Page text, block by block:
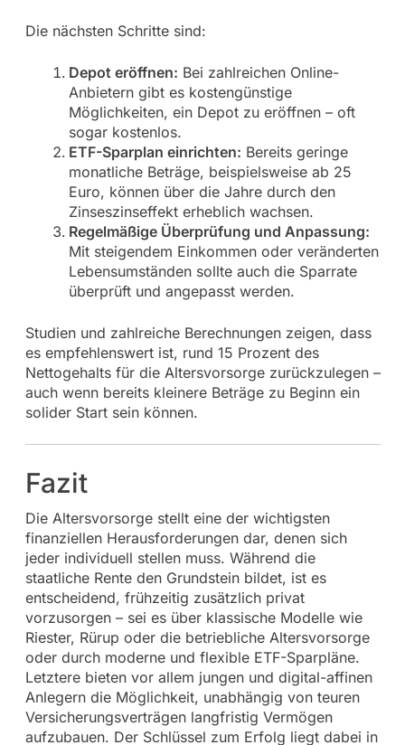
Die nächsten Schritte sind:
Depot eröffnen: Bei zahlreichen Online-
Anbietern gibt es kostengünstige
Möglichkeiten, ein Depot zu eröffnen – oft
sogar kostenlos.
ETF-Sparplan einrichten: Bereits geringe
monatliche Beträge, beispielsweise ab 25
Euro, können über die Jahre durch den
Zinseszinseffekt erheblich wachsen.
Regelmäßige Überprüfung und Anpassung:
Mit steigendem Einkommen oder veränderten
Lebensumständen sollte auch die Sparrate
überprüft und angepasst werden.
Studien und zahlreiche Berechnungen zeigen, dass
es empfehlenswert ist, rund 15 Prozent des
Nettogehalts für die Altersvorsorge zurückzulegen –
auch wenn bereits kleinere Beträge zu Beginn ein
solider Start sein können.
Fazit
Die Altersvorsorge stellt eine der wichtigsten
finanziellen Herausforderungen dar, denen sich
jeder individuell stellen muss. Während die
staatliche Rente den Grundstein bildet, ist es
entscheidend, frühzeitig zusätzlich privat
vorzusorgen – sei es über klassische Modelle wie
Riester, Rürup oder die betriebliche Altersvorsorge
oder durch moderne und flexible ETF-Sparpläne.
Letztere bieten vor allem jungen und digital-affinen
Anlegern die Möglichkeit, unabhängig von teuren
Versicherungsverträgen langfristig Vermögen
aufzubauen. Der Schlüssel zum Erfolg liegt dabei in